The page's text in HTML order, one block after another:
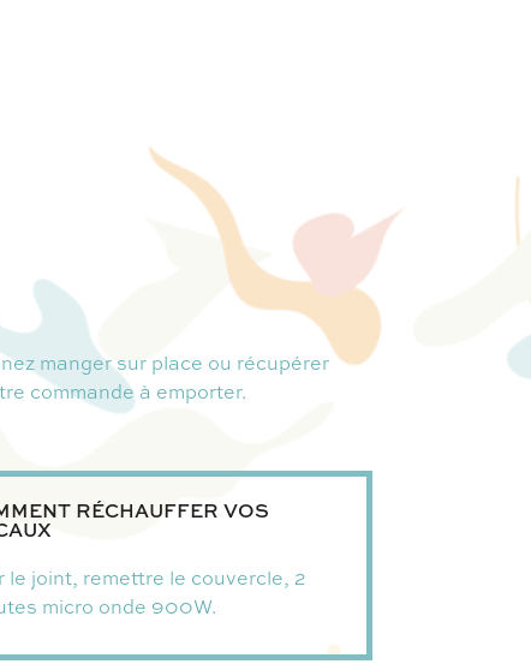
manger sur place ou récupérer
commande à emporter.
RÉCHAUFFER VOS
le joint, remettre le couvercle, 2
micro onde 900W.